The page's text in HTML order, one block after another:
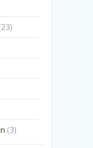
2323
producten
33
producten